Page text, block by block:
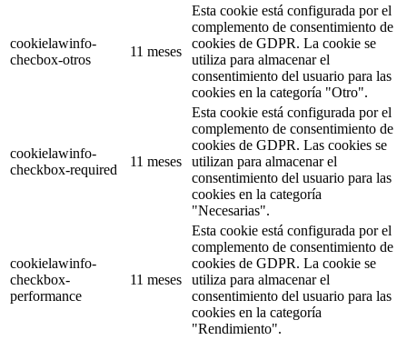
cookielawinfo-
checbox-otros
11 meses
Esta cookie está configurada por el
complemento de consentimiento de
cookies de GDPR. La cookie se
utiliza para almacenar el
consentimiento del usuario para las
cookies en la categoría "Otro".
cookielawinfo-
checkbox-required
11 meses
Esta cookie está configurada por el
complemento de consentimiento de
cookies de GDPR. Las cookies se
utilizan para almacenar el
consentimiento del usuario para las
cookies en la categoría
"Necesarias".
cookielawinfo-
checkbox-
performance
11 meses
Esta cookie está configurada por el
complemento de consentimiento de
cookies de GDPR. La cookie se
utiliza para almacenar el
consentimiento del usuario para las
cookies en la categoría
"Rendimiento".